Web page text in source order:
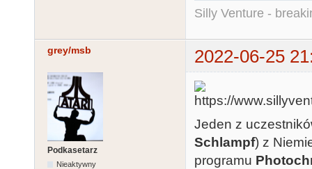
Silly Venture -
grey/msb 2022-06-25
Podkasetarz
Nieaktywny
Jeden z
Schlampf) z
programu